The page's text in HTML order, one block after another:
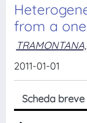
from a
2011-01-01
Scheda breve